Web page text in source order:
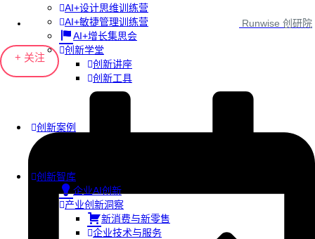
AI+设计思维训练营
AI+敏捷管理训练营
AI+增长集思会
创新学堂
创新讲座
创新工具
创新案例
创新智库
企业AI创新
产业创新洞察
新消费与新零售
企业技术与服务
Runwise 创研院
+ 关注